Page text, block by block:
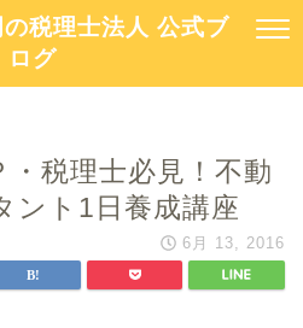
税理士法人 公式ブ
ログ
・税理士必見！不動
ント1日養成講座
6月 13, 2016